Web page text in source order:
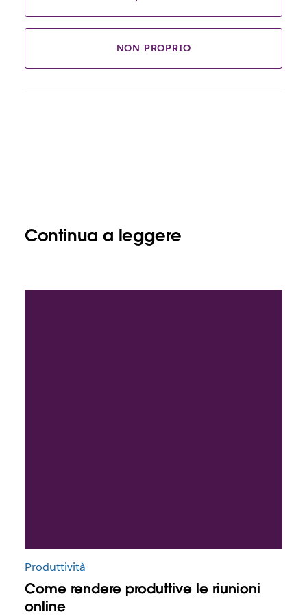
NON PROPRIO
Continua a leggere
Produttività
Come rendere produttive le riunioni
online